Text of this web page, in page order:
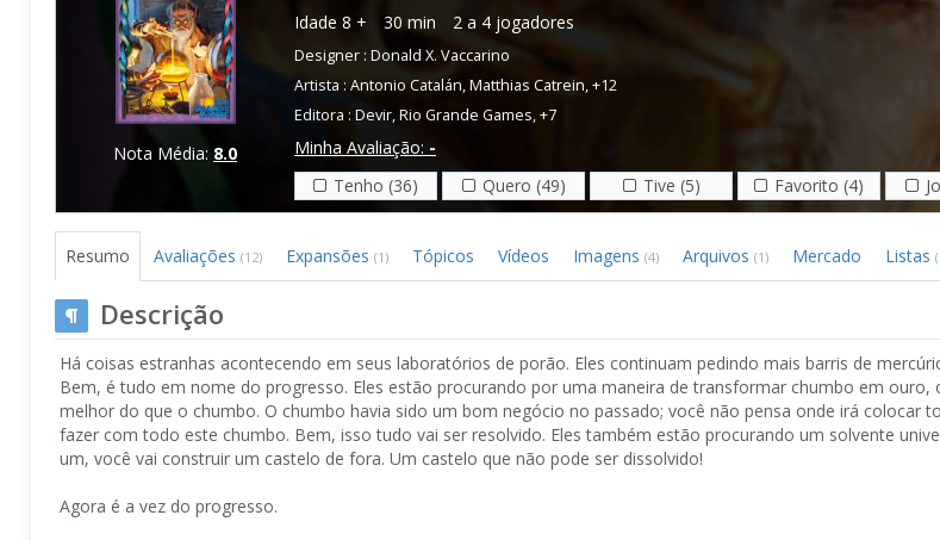
Nota Média: 8.0
Idade 8 + 30 min 2 a 4 jogadores
Designer : Donald X. Vaccarino
Artista : Antonio Catalán,Matthias Catrein,+12
Editora : Devir,Rio Grande Games,+7
Minha Avaliação: -
Tenho (36)
Quero (49) Tive (5) Favorito (4)
Resumo Avaliações (12) Expansões (1) Tópicos Vídeos Imagens (4) Arquivos (1) Mercado Listas
Descrição
Há coisas estranhas acontecendo em seus laboratórios de porão. Eles continuam pedindo mais barris de
Bem, é tudo em nome do progresso. Eles estão procurando por uma maneira de transformar chumbo em ouro,
melhor do que o chumbo. O chumbo havia sido um bom negócio no passado; você não pensa onde irá colocar
fazer com todo este chumbo. Bem, isso tudo vai ser resolvido. Eles também estão procurando um solvente
um, você vai construir um castelo de fora. Um castelo que não pode ser dissolvido!
Agora é a vez do progresso.